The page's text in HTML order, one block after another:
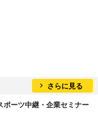
さらに見る
ポーツ中継・企業セミナー